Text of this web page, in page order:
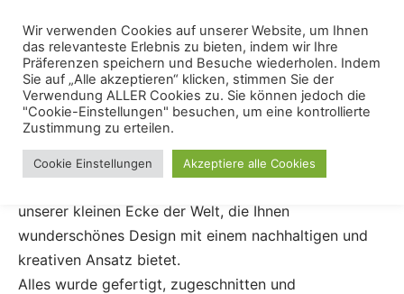
content
Menu
Buffetschrank /
Küchenschrank
unserer kleinen Ecke der Welt, die Ihnen
wunderschönes Design mit einem nachhaltigen und
kreativen Ansatz bietet.
Alles wurde gefertigt, zugeschnitten und
Wir verwenden Cookies auf unserer Website, um Ihnen
das relevanteste Erlebnis zu bieten, indem wir Ihre
Präferenzen speichern und Besuche wiederholen. Indem
Sie auf „Alle akzeptieren“ klicken, stimmen Sie der
Verwendung ALLER Cookies zu. Sie können jedoch die
"Cookie-Einstellungen" besuchen, um eine kontrollierte
Zustimmung zu erteilen.
Cookie Einstellungen Akzeptiere alle Cookies